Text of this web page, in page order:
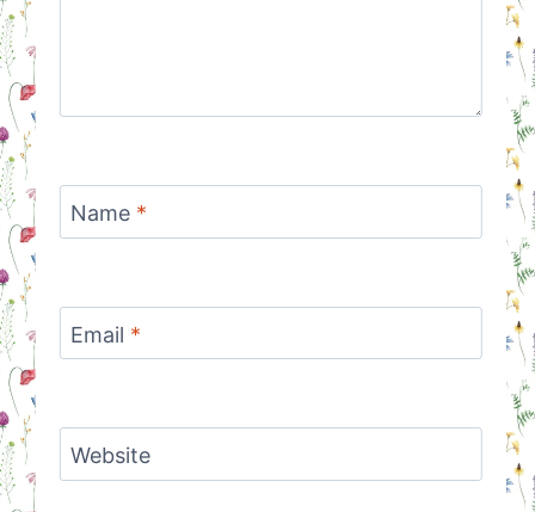
Name *
Email *
Website